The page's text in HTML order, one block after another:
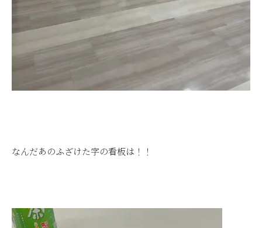
なんだあのふざけた字の看板は！！